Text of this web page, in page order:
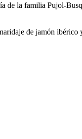
la familia Pujol-
de jamón